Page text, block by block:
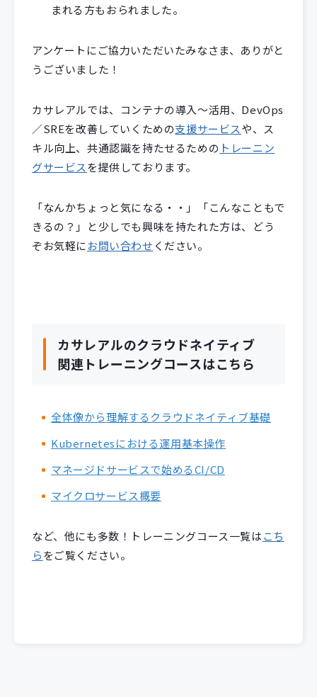
まれる方もおられました。
アンケートにご協力いただいたみなさま、ありがと
うございました！
カサレアルでは、コンテナの導入～活用、DevOps
／SREを改善していくための支援サービスや、ス
キル向上、共通認識を持たせるための トレーニン
グサービスを提供しております。
「なんかちょっと気になる・・」「こんなこともで
きるの？」と少しでも興味を持たれた方は、どう
ぞお気軽にお問い合わせ ください。
カサレアルのクラウドネイティブ
関連トレーニングコースはこちら
全体像から理解するクラウドネイティブ基礎
Kubernetesにおける運用基本操作
マネージドサービスで始めるCI/CD
マイクロサービス概要
など、他にも多数！トレーニングコース一覧はこち
らをご覧ください。